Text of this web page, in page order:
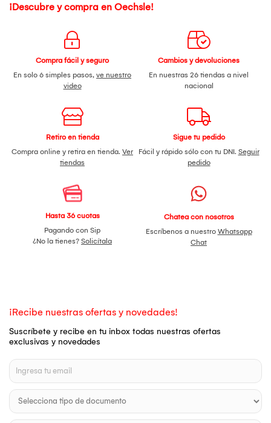
¡Descubre y compra en Oechsle!
Compra fácil y seguro
En solo 6 simples pasos, ve nuestro
video
Cambios y devoluciones
En nuestras 26 tiendas a nivel
nacional
Retiro en tienda
Compra online y retira en tienda. Ver
tiendas
Sigue tu pedido
Fácil y rápido sólo con tu DNI. Seguir
pedido
Hasta 36 cuotas
Pagando con Sip
¿No la tienes? Solicítala
Chatea con nosotros
Escríbenos a nuestro Whatsapp
Chat
¡Recibe nuestras ofertas y novedades!
Suscríbete y recibe en tu inbox todas nuestras ofertas
exclusivas y novedades